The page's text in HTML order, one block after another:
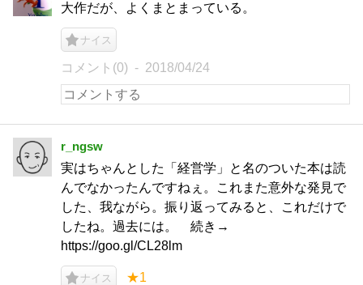
大作だが、よくまとまっている。
ナイス
コメント(0) 2018/04/24
r_ngsw
実はちゃんとした「経営学」と名のついた本は読
んでなかったんですねぇ。これまた意外な発見で
した、我ながら。振り返ってみると、これだけで
したね。過去には。 続き→
https://goo.gl/CL28lm
ナイス ★1